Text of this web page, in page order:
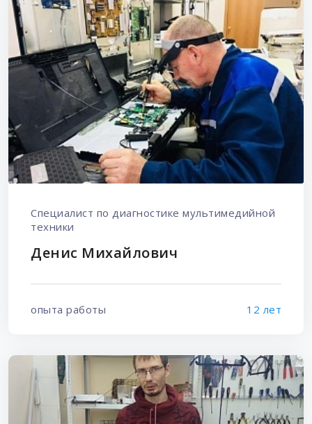
Специалист по диагностике мультимедийной
техники
Денис Михайлович
опыта работы 12 лет